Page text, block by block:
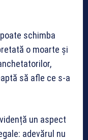
schimba
o moarte și
să afle ce s-a
un aspect
adevărul nu